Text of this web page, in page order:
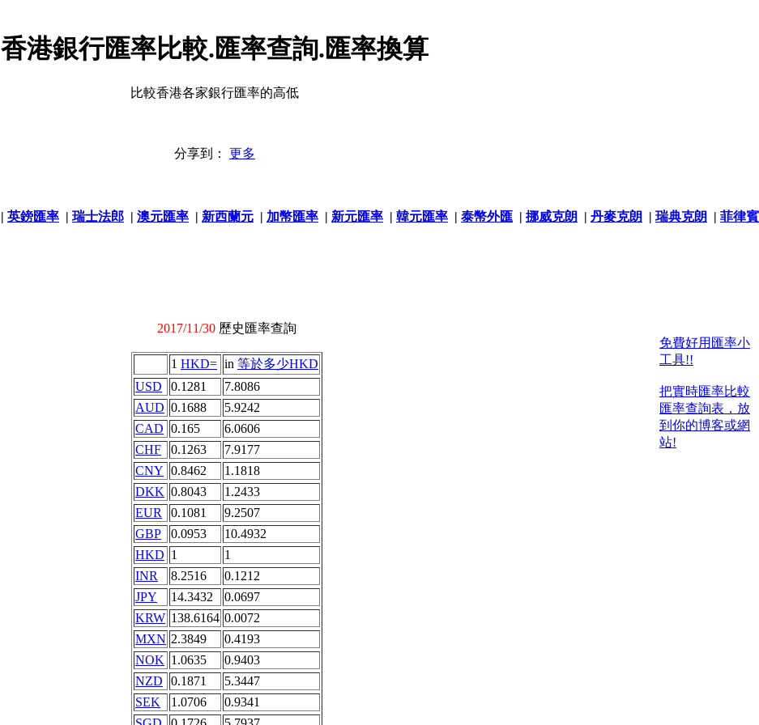
香港銀行匯率比較.匯率查詢.匯率換算
比較香港各家銀行匯率的高低
分享到： 更多
| 英鎊匯率 | 瑞士法郎 | 澳元匯率 | 新西蘭元 | 加幣匯率 | 新元匯率 | 韓元匯率 | 泰幣外匯 | 挪威克朗 | 丹麥克朗 | 瑞典克朗 | 菲律賓
2017/11/30 歷史匯率查詢
1 HKD= in 等於多少HKD
USD
0.1281
7.8086
AUD 0.1688
5.9242
CAD 0.165
6.0606
CHF
0.1263
7.9177
CNY 0.8462
1.1818
DKK 0.8043
1.2433
EUR
0.1081
9.2507
GBP
0.0953
10.4932
HKD 1
1
INR
8.2516
0.1212
JPY
14.3432
0.0697
KRW 138.6164 0.0072
MXN 2.3849
0.4193
NOK 1.0635
0.9403
NZD
0.1871
5.3447
SEK
1.0706
0.9341
免費好用匯率小
工具!!
把實時匯率比較
匯率查詢表，放
到你的博客或網
站!